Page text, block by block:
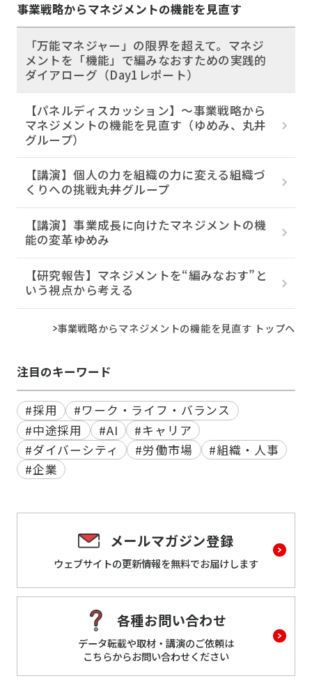
事業戦略からマネジメントの機能を見直す
「万能マネジャー」の限界を超えて。マネジ
メントを「機能」で編みなおすための実践的
ダイアローグ（Day1レポート）
【パネルディスカッション】～事業戦略から
マネジメントの機能を見直す（ゆめみ、丸井
グループ）
【講演】個人の力を組織の力に変える組織づ
くりへの挑戦――丸井グループ
【講演】事業成長に向けたマネジメントの機
能の変革――ゆめみ
【研究報告】マネジメントを“編みなおす”と
いう視点から考える
事業戦略からマネジメントの機能を見直す トップへ
注目のキーワード
#採用
#ワーク・ライフ・バランス
#中途採用
#AI
#キャリア
#ダイバーシティ
#労働市場
#組織・人事
#企業
メールマガジン登録
ウェブサイトの更新情報を無料でお届けします
各種お問い合わせ
データ転載や取材・講演のご依頼は
こちらからお問い合わせください